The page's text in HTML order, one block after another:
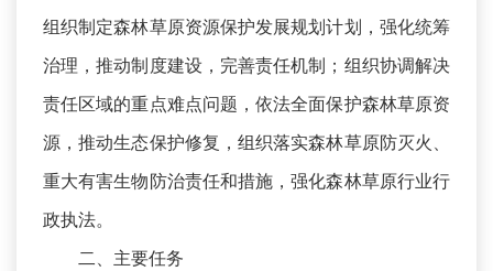
组织制定森林草原资源保护发展规划计划，强化统筹
治理，推动制度建设，完善责任机制；组织协调解决
责任区域的重点难点问题，依法全面保护森林草原资
源，推动生态保护修复，组织落实森林草原防灭火、
重大有害生物防治责任和措施，强化森林草原行业行
政执法。
二、主要任务